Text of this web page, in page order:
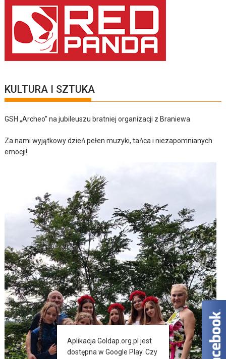
KULTURA I SZTUKA
GSH „Archeo” na jubileuszu bratniej organizacji z Braniewa
Za nami wyjątkowy dzień pełen muzyki, tańca i niezapomnianych
emocji!
Aplikacja Goldap.org.pl jest
dostępna w Google Play. Czy